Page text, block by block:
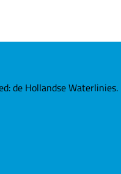
de Hollandse